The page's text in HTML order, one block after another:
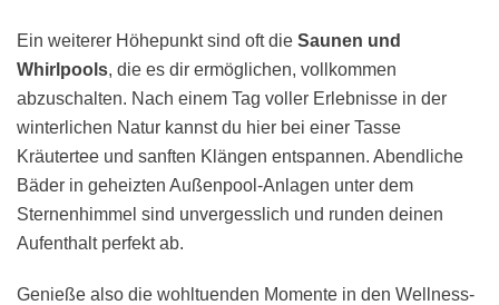
Ein weiterer Höhepunkt sind oft die Saunen und
Whirlpools, die es dir ermöglichen, vollkommen
abzuschalten. Nach einem Tag voller Erlebnisse in der
winterlichen Natur kannst du hier bei einer Tasse
Kräutertee und sanften Klängen entspannen. Abendliche
Bäder in geheizten Außenpool-Anlagen unter dem
Sternenhimmel sind unvergesslich und runden deinen
Aufenthalt perfekt ab.
Genieße also die wohltuenden Momente in den Wellness-